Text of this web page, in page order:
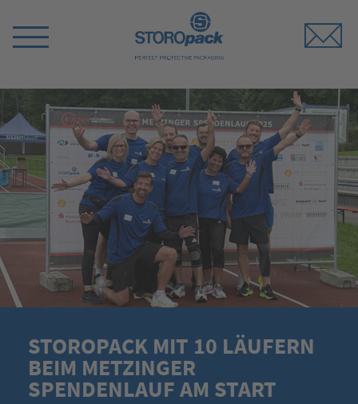
Menü
STOROPACK MIT 10 LÄUFERN
BEIM METZINGER
SPENDENLAUF AM START